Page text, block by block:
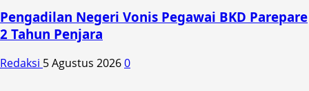
Pengadilan Negeri Vonis Pegawai BKD Parepare
2 Tahun Penjara
Redaksi 5 Agustus 20260